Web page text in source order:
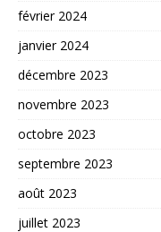
février 2024
janvier 2024
décembre 2023
novembre 2023
octobre 2023
septembre 2023
août 2023
juillet 2023